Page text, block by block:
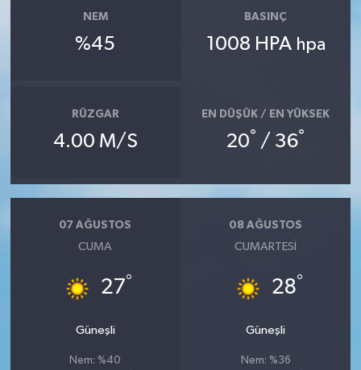
NEM
%45
BASINÇ
1008 HPA hpa
RÜZGAR
4.00 M/S
EN DÜŞÜK / EN YÜKSEK
20° / 36°
07 AĞUSTOS
CUMA
27°
Güneşli
Nem: %40
08 AĞUSTOS
CUMARTESI
28°
Güneşli
Nem: %36